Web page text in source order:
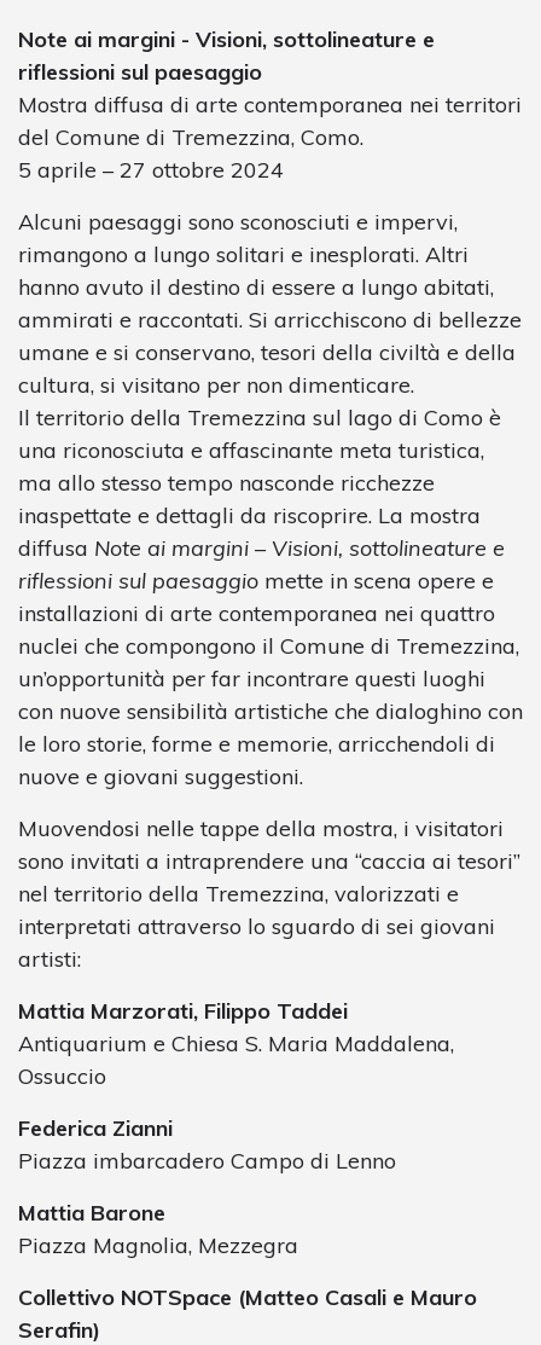
Note ai margini - Visioni, sottolineature e
riflessioni sul paesaggio
Mostra diffusa di arte contemporanea nei territori
del Comune di Tremezzina, Como.
5 aprile – 27 ottobre 2024
Alcuni paesaggi sono sconosciuti e impervi,
rimangono a lungo solitari e inesplorati. Altri
hanno avuto il destino di essere a lungo abitati,
ammirati e raccontati. Si arricchiscono di bellezze
umane e si conservano, tesori della civiltà e della
cultura, si visitano per non dimenticare.
Il territorio della Tremezzina sul lago di Como è
una riconosciuta e affascinante meta turistica,
ma allo stesso tempo nasconde ricchezze
inaspettate e dettagli da riscoprire. La mostra
diffusa Note ai margini – Visioni, sottolineature e
riflessioni sul paesaggio mette in scena opere e
installazioni di arte contemporanea nei quattro
nuclei che compongono il Comune di Tremezzina,
un’opportunità per far incontrare questi luoghi
con nuove sensibilità artistiche che dialoghino con
le loro storie, forme e memorie, arricchendoli di
nuove e giovani suggestioni.
Muovendosi nelle tappe della mostra, i visitatori
sono invitati a intraprendere una “caccia ai tesori”
nel territorio della Tremezzina, valorizzati e
interpretati attraverso lo sguardo di sei giovani
artisti:
Mattia Marzorati, Filippo Taddei
Antiquarium e Chiesa S. Maria Maddalena,
Ossuccio
Federica Zianni
Piazza imbarcadero Campo di Lenno
Mattia Barone
Piazza Magnolia, Mezzegra
Collettivo NOTSpace (Matteo Casali e Mauro
Serafin)